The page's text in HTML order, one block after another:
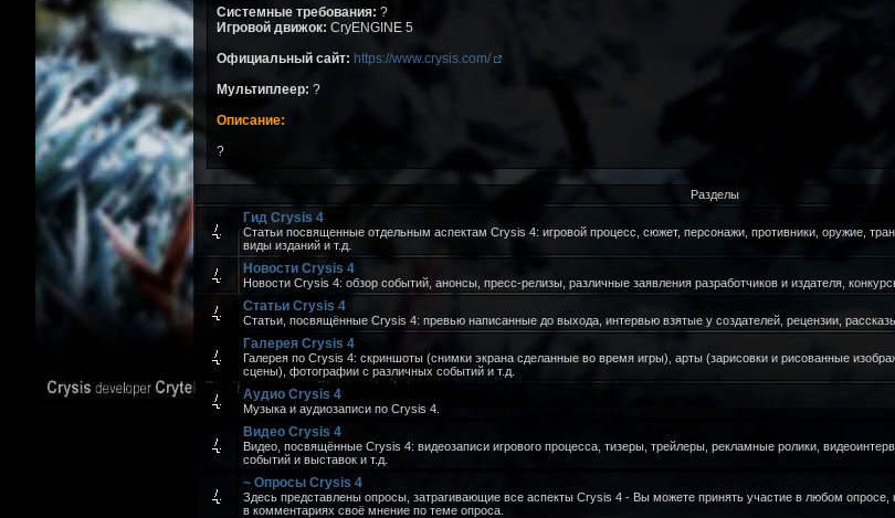
Системные требования: ?
Игровой движок: CryENGINE 5
Официальный сайт: https://www.crysis.com/
Мультиплеер: ?
Описание:
?
Разделы
Гид Crysis 4
Статьи посвященные отдельным аспектам Crysis 4: игровой процесс, сюжет, персонажи, противники, оружие,
виды изданий и т.д.
Новости Crysis 4
Новости Crysis 4: обзор событий, анонсы, пресс-релизы, различные заявления разработчиков и издателя,
Статьи Crysis 4
Статьи, посвящённые Crysis 4: превью написанные до выхода, интервью взятые у создателей, рецензии,
Галерея Crysis 4
Галерея по Crysis 4: скриншоты (снимки экрана сделанные во время игры), арты (зарисовки и рисованные
сцены), фотографии с различных событий и т.д.
Аудио Crysis 4
Музыка и аудиозаписи по Crysis 4.
Видео Crysis 4
Видео, посвящённые Crysis 4: видеозаписи игрового процесса, тизеры, трейлеры, рекламные ролики,
событий и выставок и т.д.
~ Опросы Crysis 4
Здесь представлены опросы, затрагивающие все аспекты Crysis 4 - Вы можете принять участие в любом опросе,
в комментариях своё мнение по теме опроса.